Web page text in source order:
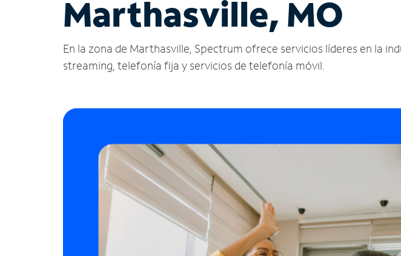
Marthasville, MO
En la zona de Marthasville, Spectrum ofrece servicios líderes en la
streaming, telefonía fija y servicios de telefonía móvil.